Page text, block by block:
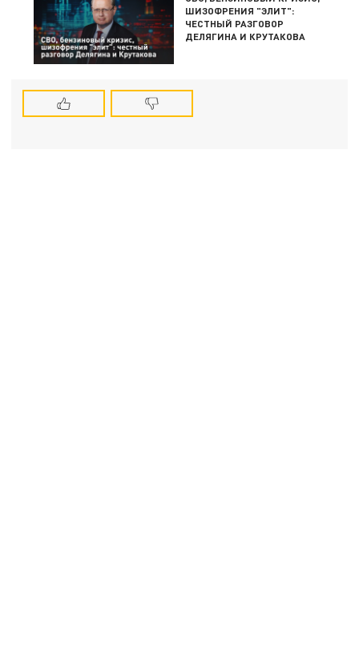
ШИЗОФРЕНИЯ "ЭЛИТ":
ЧЕСТНЫЙ РАЗГОВОР
ДЕЛЯГИНА И КРУТАКОВА